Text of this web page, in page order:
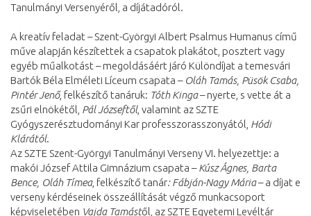
Tanulmányi Versenyéről, a díjátadóról.
A kreatív feladat – Szent-Györgyi Albert Psalmus Humanus című
műve alapján készítettek a csapatok plakátot, posztert vagy
egyéb műalkotást – megoldásáért járó Különdíjat a temesvári
Bartók Béla Elméleti Líceum csapata – Oláh Tamás, Püsök Csaba,
Pintér Jenő, felkészítő tanáruk: Tóth Kinga– nyerte, s vette át a
zsűri elnökétől, Pál Józseftől, valamint az SZTE
Gyógyszerésztudományi Kar professzorasszonyától, Hódi
Klárától.
Az SZTE Szent-Györgyi Tanulmányi Verseny VI. helyezettje: a
makói József Attila Gimnázium csapata –Kúsz Ágnes, Barta
Bence, Oláh Tímea, felkészítő tanár: Fábján-Nagy Mária– a díjat e
verseny kérdéseinek összeállítását végző munkacsoport
képviseletében Vajda Tamástől, az SZTE Egyetemi Levéltár